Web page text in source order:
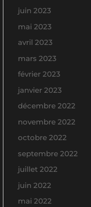
juin 2023
mai 2023
avril 2023
mars 2023
février 2023
janvier 2023
décembre 2022
novembre 2022
octobre 2022
septembre 2022
juillet 2022
juin 2022
mai 2022